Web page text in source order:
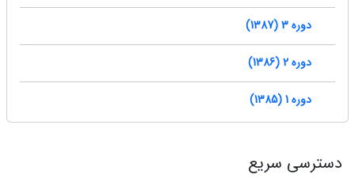
دوره 3 (1387)
دوره 2 (1386)
دوره 1 (1385)
دسترسی سریع